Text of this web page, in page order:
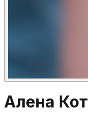
Алена